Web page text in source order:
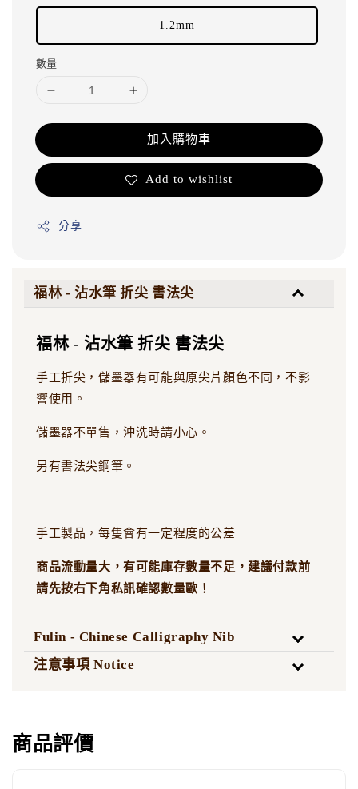
1.2mm
數量
加入購物車
Add to wishlist
分享
福林 - 沾水筆 折尖 書法尖
福林 - 沾水筆 折尖 書法尖
手工折尖，儲墨器有可能與原尖片顏色不同，不影
響使用。
儲墨器不單售，沖洗時請小心。
另有書法尖鋼筆。
手工製品，每隻會有一定程度的公差
商品流動量大，有可能庫存數量不足，建議付款前
請先按右下角私訊確認數量歐！
Fulin - Chinese Calligraphy Nib
注意事項 Notice
商品評價